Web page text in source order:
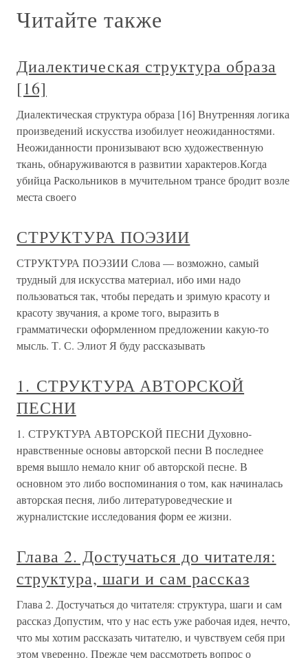
Читайте также
Диалектическая структура образа
[16]
Диалектическая структура образа [16] Внутренняя логика
произведений искусства изобилует неожиданностями.
Неожиданности пронизывают всю художественную
ткань, обнаруживаются в развитии характеров.Когда
убийца Раскольников в мучительном трансе бродит возле
места своего
СТРУКТУРА ПОЭЗИИ
СТРУКТУРА ПОЭЗИИ Слова — возможно, самый
трудный для искусства материал, ибо ими надо
пользоваться так, чтобы передать и зримую красоту и
красоту звучания, а кроме того, выразить в
грамматически оформленном предложении какую-то
мысль. Т. С. Элиот Я буду рассказывать
1. СТРУКТУРА АВТОРСКОЙ
ПЕСНИ
1. СТРУКТУРА АВТОРСКОЙ ПЕСНИ Духовно-
нравственные основы авторской песни В последнее
время вышло немало книг об авторской песне. В
основном это либо воспоминания о том, как начиналась
авторская песня, либо литературоведческие и
журналистские исследования форм ее жизни.
Глава 2. Достучаться до читателя:
структура, шаги и сам рассказ
Глава 2. Достучаться до читателя: структура, шаги и сам
рассказ Допустим, что у нас есть уже рабочая идея, нечто,
что мы хотим рассказать читателю, и чувствуем себя при
этом уверенно. Прежде чем рассмотреть вопрос о